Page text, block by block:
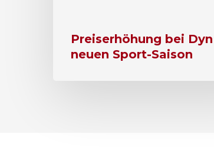
Preiserhöhung bei
neuen Sport-Saison